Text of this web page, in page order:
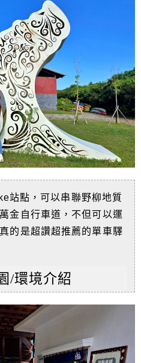
站點，可以串聯野柳地質
金自行車道，不但可以運
的是超讚超推薦的單車驛
/環境介紹